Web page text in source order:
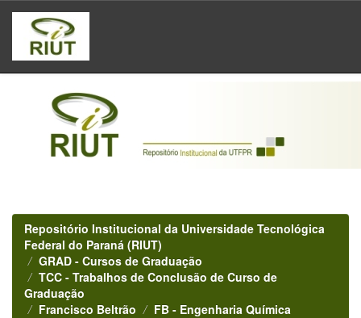
Skip
navigation
Repositório Institucional da Universidade Tecnológica
Federal do Paraná (RIUT)
GRAD - Cursos de Graduação
TCC - Trabalhos de Conclusão de Curso de
Graduação
Francisco Beltrão
FB - Engenharia Química